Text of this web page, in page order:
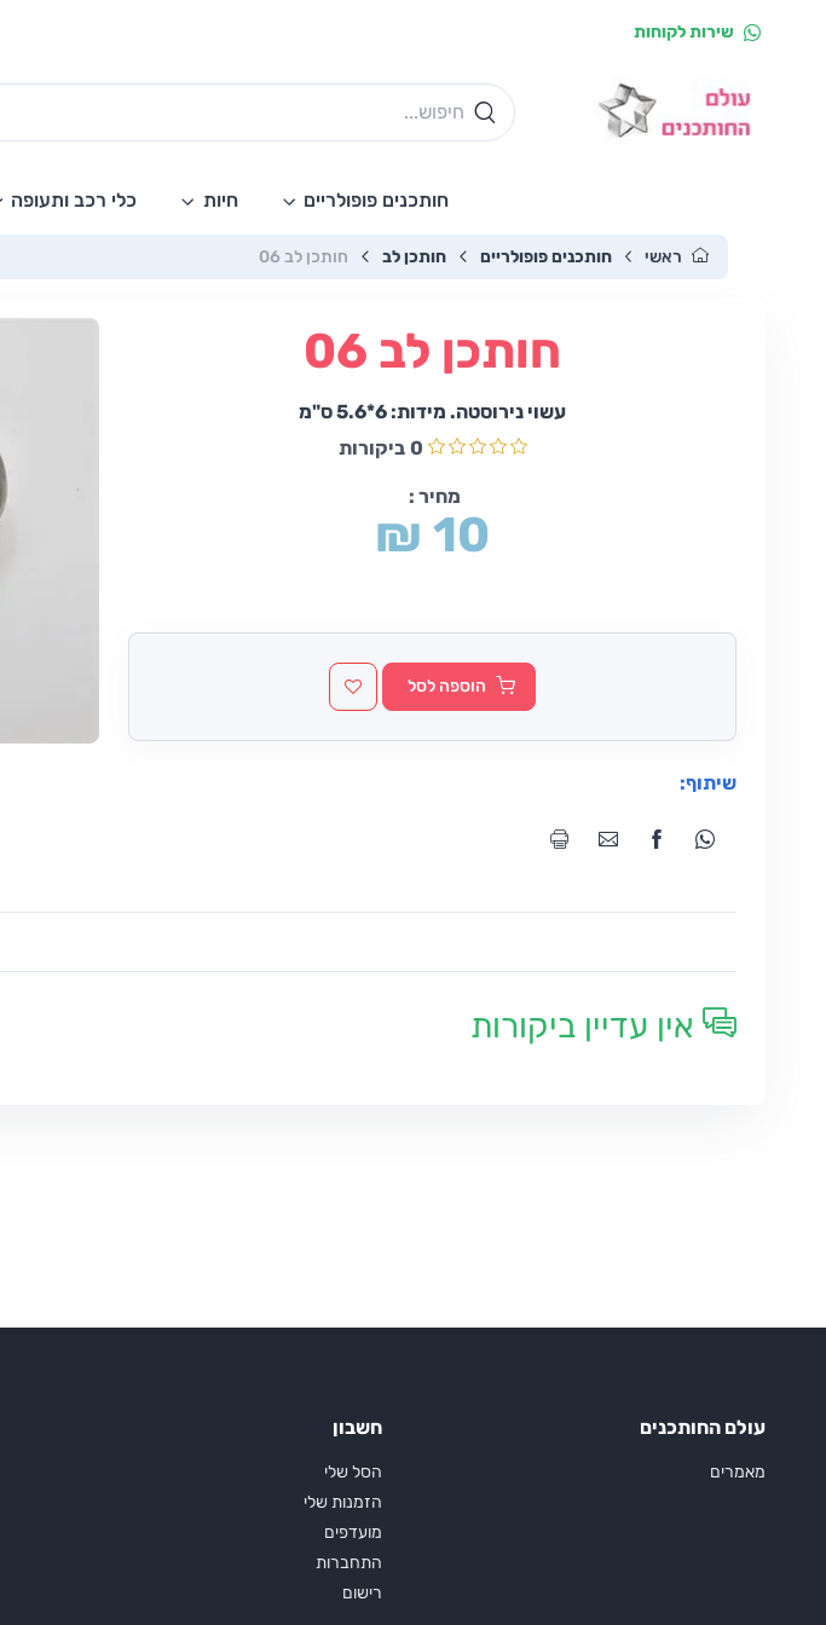
שירות לקוחות
חותכנים פופולריים חיות כלי רכב ותעופה
ראשי חותכנים פופולריים חותכן לב חותכן לב 06
חותכן לב 06
עשוי נירוסטה. מידות: 6*5.6 ס"מ
0 ביקורות
מחיר :
₪ 10
הוספה לסל
שיתוף:
אין עדיין ביקורות
עולם החותכנים
מאמרים
חשבון
הסל שלי
הזמנות שלי
מועדפים
התחברות
רישום